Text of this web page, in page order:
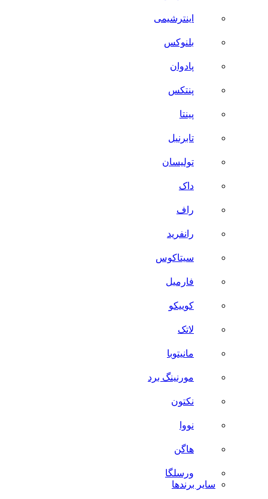
اینترشیمی
بلنوکس
پادوان
پنتکس
پینتا
تابرنیل
تولیسان
داک
راف
رانفرید
سیتاکوس
فارمیل
کوییکو
لاتک
مانیتوبا
مورنینگ برد
نکتون
نووا
هاگن
ورسلگا
سایر برند‌ها